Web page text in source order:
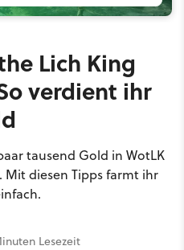
Lich King
verdient ihr
tausend Gold in WotLK
Mit diesen Tipps farmt ihr
Lesezeit